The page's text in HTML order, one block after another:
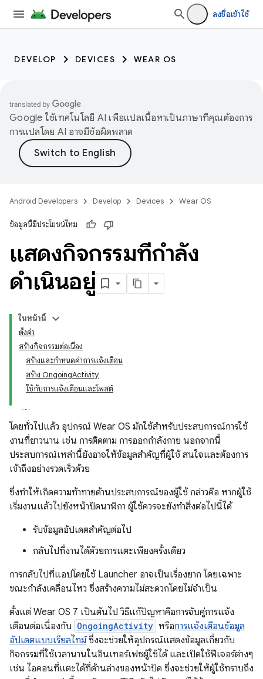
ลงชื่อเข้าใช้
DEVELOP DEVICES WEAR OS
Google ใช้เทคโนโลยี AI เพื่อแปลเนื้อหาเป็นภาษาที่คุณต้องการ
การแปลโดย AI อาจมีข้อผิดพลาด
Android Developers Develop Devices Wear OS
ข้อมูลนี้มีประโยชน์ไหม
แสดงกิจกรรมที่กำลัง
ดำเนินอยู่
ในหน้านี้
ตั้งค่า
สร้างกิจกรรมต่อเนื่อง
สร้างและกำหนดค่าการแจ้งเตือน
สร้าง OngoingActivity
ใช้กับการแจ้งเตือนและโพสต์
โดยทั่วไปแล้ว อุปกรณ์ Wear OS มักใช้สำหรับประสบการณ์การใช้
งานที่ยาวนาน เช่น การติดตาม การออกกำลังกาย นอกจากนี้
ประสบการณ์เหล่านี้ยังอาจให้ข้อมูลสำคัญที่ผู้ใช้ สนใจและต้องการ
เข้าถึงอย่างรวดเร็วด้วย
ซึ่งทำให้เกิดความท้าทายด้านประสบการณ์ของผู้ใช้ กล่าวคือ หากผู้ใช้
เริ่มงานแล้วไปยังหน้าปัดนาฬิกา ผู้ใช้ควรจะยังทำสิ่งต่อไปนี้ได้
รับข้อมูลอัปเดตสำคัญต่อไป
กลับไปที่งานได้ด้วยการแตะเพียงครั้งเดียว
การกลับไปที่แอปโดยใช้ Launcher อาจเป็นเรื่องยาก โดยเฉพาะ
ขณะกำลังเคลื่อนไหว ซึ่งสร้างความไม่สะดวกโดยไม่จำเป็น
ตั้งแต่ Wear OS 7 เป็นต้นไป วิธีแก้ปัญหาคือการจับคู่การแจ้ง
เตือนต่อเนื่องกับ OngoingActivity หรือการแจ้งเตือนข้อมูล
อัปเดตแบบเรียลไทม์ซึ่งจะช่วยให้อุปกรณ์แสดงข้อมูลเกี่ยวกับ
กิจกรรมที่ใช้เวลานานในอินเทอร์เฟซผู้ใช้ได้ และเปิดใช้ฟีเจอร์ต่างๆ
เช่น ไอคอนที่แตะได้ที่ด้านล่างของหน้าปัด ซึ่งจะช่วยให้ผู้ใช้ทราบถึง